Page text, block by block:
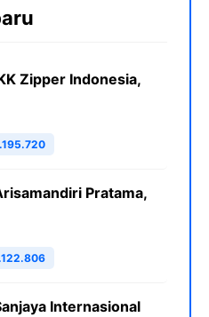
Zipper Indonesia,
Pratama,
Internasional